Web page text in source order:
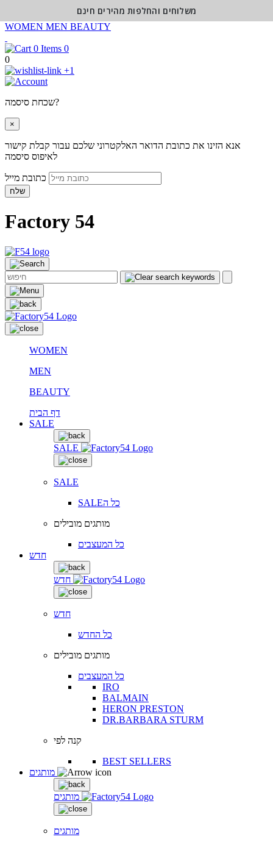
WOMEN MEN BEAUTY
0
0
+1
שכחת סיסמה?
×
אנא הזינו את כתובת הדואר האלקטרוני שלכם עבור קבלת קישור
לאיפוס סיסמה
שלח
Factory 54
WOMEN
MEN
BEAUTY
דף הבית
SALE
SALE
SALE
SALEכל ה
מותגים מובילים
כל המעצבים
חדש
חדש
חדש
כל החדש
מותגים מובילים
כל המעצבים
IRO
BALMAIN
HERON PRESTON
DR.BARBARA STURM
קנה לפי
BEST SELLERS
מותגים
מותגים
משלוחים והחלפות מהירים חינם